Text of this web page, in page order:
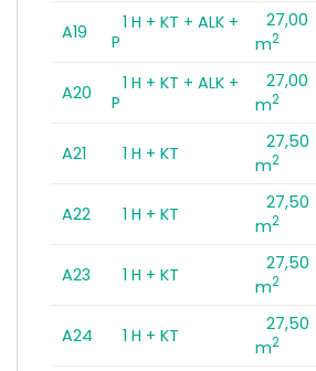
A19
1 H + KT + ALK +
P
27,00
m2
A20
1 H + KT + ALK +
P
27,00
m2
A21 1 H + KT
27,50
m2
A22 1 H + KT
27,50
m2
A23 1 H + KT
27,50
m2
A24 1 H + KT
27,50
m2